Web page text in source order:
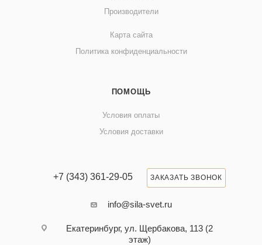
Производители
Карта сайта
Политика конфиденциальности
ПОМОЩЬ
Условия оплаты
Условия доставки
+7 (343) 361-29-05 ЗАКАЗАТЬ ЗВОНОК
info@sila-svet.ru
Екатеринбург, ул. Щербакова, 113 (2
этаж)